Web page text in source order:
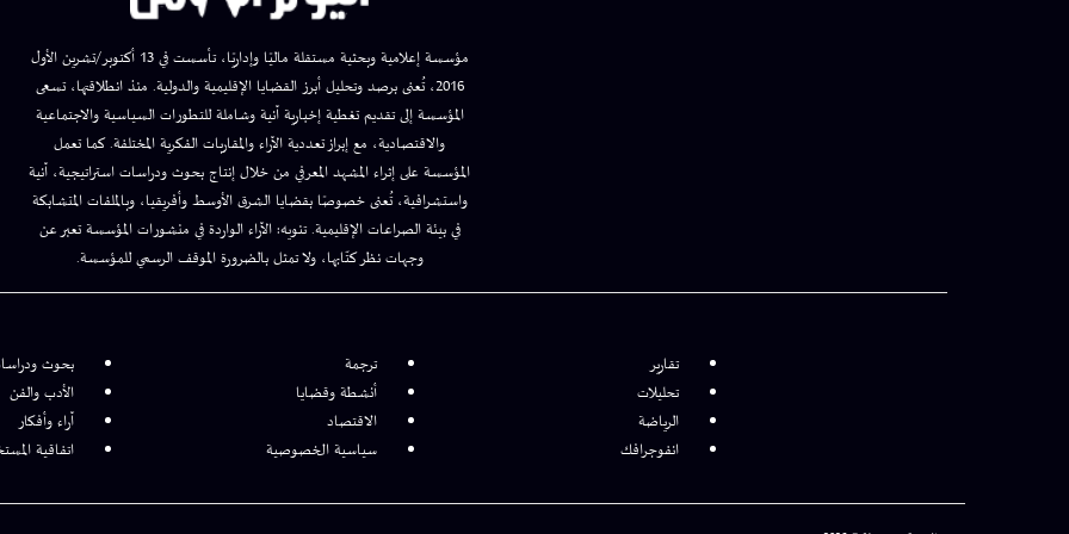
مؤسسة إعلامية وبحثية مستقلة ماليًا وإداريًا، تأسست في 13 أكتوبر/تشرين الأول
2016، تُعنى برصد وتحليل أبرز القضايا الإقليمية والدولية. منذ انطلاقتها، تسعى
المؤسسة إلى تقديم تغطية إخبارية آنية وشاملة للتطورات السياسية والاجتماعية
والاقتصادية، مع إبراز تعددية الآراء والمقاربات الفكرية المختلفة. كما تعمل
المؤسسة على إثراء المشهد المعرفي من خلال إنتاج بحوث ودراسات استراتيجية، آنية
واستشرافية، تُعنى خصوصًا بقضايا الشرق الأوسط وأفريقيا، وبالملفات المتشابكة
في بيئة الصراعات الإقليمية. تنويه: الآراء الواردة في منشورات المؤسسة تعبر عن
وجهات نظر كتّابها، ولا تمثل بالضرورة الموقف الرسمي للمؤسسة.
تقارير ترجمة
بحوث
تحليلات
أنشطة وقضايا
الأدب والفن
الرياضة
الاقتصاد
آراء وأفكار
انفوجرافك
سياسية الخصوصية اتفاقية